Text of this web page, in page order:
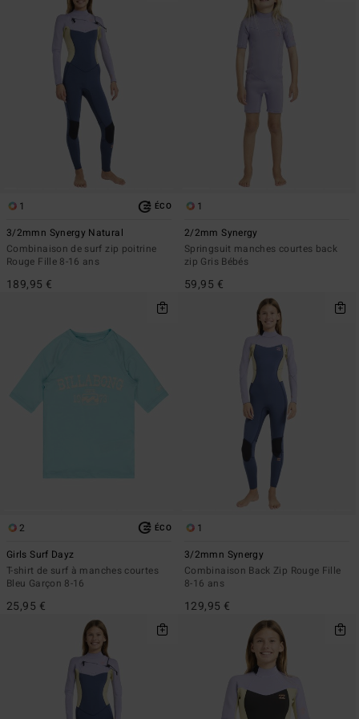
1 ÉCO
3/2mmn Synergy Natural
Combinaison de surf zip poitrine
Rouge Fille 8-16 ans
189,95 €
1
2/2mm Synergy
Springsuit manches courtes back
zip Gris Bébés
59,95 €
2 ÉCO
Girls Surf Dayz
T-shirt de surf à manches courtes
Bleu Garçon 8-16
25,95 €
1
3/2mmn Synergy
Combinaison Back Zip Rouge Fille
8-16 ans
129,95 €